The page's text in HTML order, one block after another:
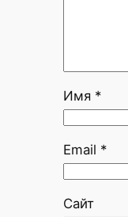
Имя *
Email *
Сайт